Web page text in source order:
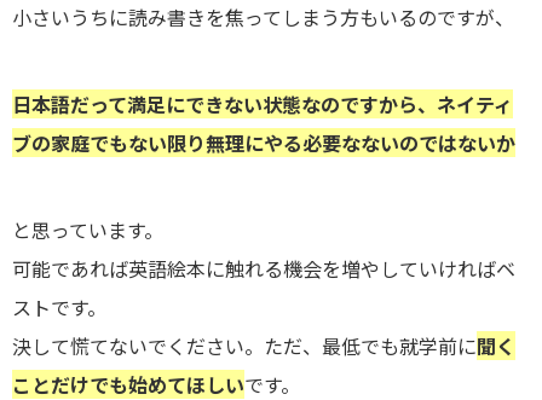
小さいうちに読み書きを焦ってしまう方もいるのですが、
日本語だって満足にできない状態なのですから、ネイティ
ブの家庭でもない限り無理にやる必要なないのではないか
と思っています。
可能であれば英語絵本に触れる機会を増やしていければベ
ストです。
決して慌てないでください。ただ、最低でも就学前に聞く
ことだけでも始めてほしいです。